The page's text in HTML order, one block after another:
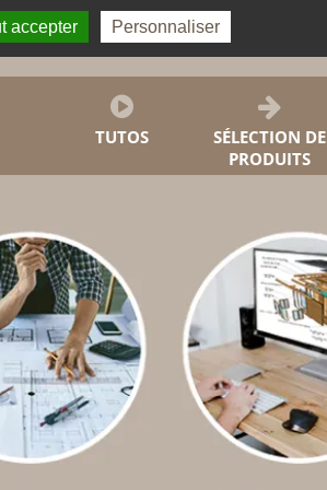
Je me connecte
TUTOS
SÉLECTION DE
PRODUITS
accepter Personnaliser